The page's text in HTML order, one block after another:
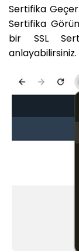
Sertifika
Sertifika
bir SSL
anlayabilirsiniz.